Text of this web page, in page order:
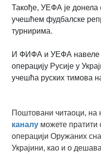
Такође, УЕФА је донела
учешћем фудбалске
турнирима.
И ФИФА и УЕФА навеле
операцију Русије у
учешћа руских тимова
Поштовани читаоци, на
каналу можете пратити
операцији Оружаних
Украјини, као и о